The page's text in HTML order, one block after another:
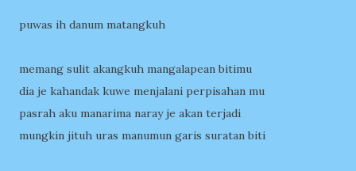
puwas ih danum matangkuh
memang sulit akangkuh mangalapean bitimu
dia je kahandak kuwe menjalani perpisahan mu
pasrah aku manarima naray je akan terjadi
mungkin jituh uras manumun garis suratan biti